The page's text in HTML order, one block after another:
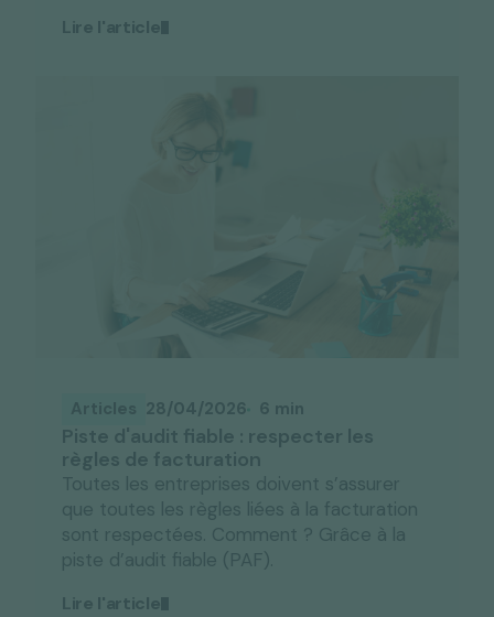
Lire l'article
Articles 28/04/2026 6 min
Piste d'audit fiable : respecter les
règles de facturation
Toutes les entreprises doivent s’assurer
que toutes les règles liées à la facturation
sont respectées. Comment ? Grâce à la
piste d’audit fiable (PAF).
Lire l'article